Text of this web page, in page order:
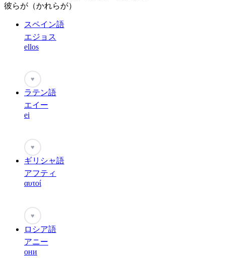
彼らが（かれらが）
スペイン語
エジョス
ellos
♥
ラテン語
エイー
ei
♥
ギリシャ語
アフティ
αυτοί
♥
ロシア語
アニー
они